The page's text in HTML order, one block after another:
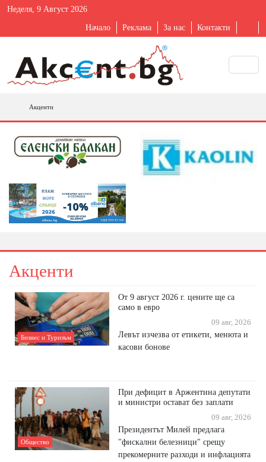
Неделя, 9 Август 2026
Начало Реклама За нас Контакти
Акценти
Акценти
Бизнес и Туризъм
От 9 август 2026 г. цените ще са
само в евро
09 авг, 2026
Левът изчезва от етикети, менюта и
касови бонове
Общество
При дефицит в Аржентина депутати
и министри остават без заплати
09 авг, 2026
Президентът Милей предлага
"фискални белезници" срещу
прекомерните разходи и инфлацията